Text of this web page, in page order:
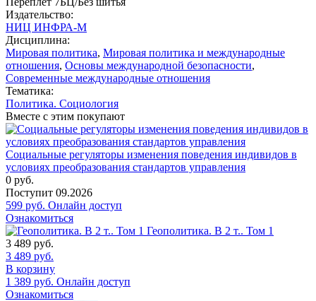
Издательство:
НИЦ ИНФРА-М
Дисциплина:
Мировая политика, Мировая политика и международные
отношения, Основы международной безопасности,
Современные международные отношения
Тематика:
Политика. Социология
Вместе с этим покупают
Социальные регуляторы изменения поведения индивидов в
условиях преобразования стандартов управления
0 руб.
Поступит 09.2026
599 руб. Онлайн доступ
Ознакомиться
Геополитика. В 2 т.. Том 1
3 489 руб.
3 489 руб.
В корзину
1 389 руб. Онлайн доступ
Ознакомиться